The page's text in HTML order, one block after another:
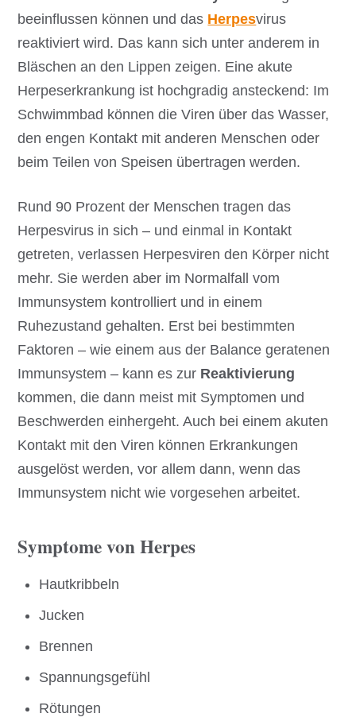
beeinflussen können und das Herpesvirus
reaktiviert wird. Das kann sich unter anderem in
Bläschen an den Lippen zeigen. Eine akute
Herpeserkrankung ist hochgradig ansteckend: Im
Schwimmbad können die Viren über das Wasser,
den engen Kontakt mit anderen Menschen oder
beim Teilen von Speisen übertragen werden.
Rund 90 Prozent der Menschen tragen das
Herpesvirus in sich – und einmal in Kontakt
getreten, verlassen Herpesviren den Körper nicht
mehr. Sie werden aber im Normalfall vom
Immunsystem kontrolliert und in einem
Ruhezustand gehalten. Erst bei bestimmten
Faktoren – wie einem aus der Balance geratenen
Immunsystem – kann es zur Reaktivierung
kommen, die dann meist mit Symptomen und
Beschwerden einhergeht. Auch bei einem akuten
Kontakt mit den Viren können Erkrankungen
ausgelöst werden, vor allem dann, wenn das
Immunsystem nicht wie vorgesehen arbeitet.
Symptome von Herpes
Hautkribbeln
Jucken
Brennen
Spannungsgefühl
Rötungen